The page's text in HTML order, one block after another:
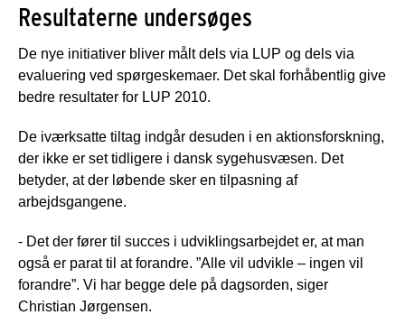
Resultaterne undersøges
De nye initiativer bliver målt dels via LUP og dels via
evaluering ved spørgeskemaer. Det skal forhåbentlig give
bedre resultater for LUP 2010.
De iværksatte tiltag indgår desuden i en aktionsforskning,
der ikke er set tidligere i dansk sygehusvæsen. Det
betyder, at der løbende sker en tilpasning af
arbejdsgangene.
- Det der fører til succes i udviklingsarbejdet er, at man
også er parat til at forandre. ”Alle vil udvikle – ingen vil
forandre”. Vi har begge dele på dagsorden, siger
Christian Jørgensen.